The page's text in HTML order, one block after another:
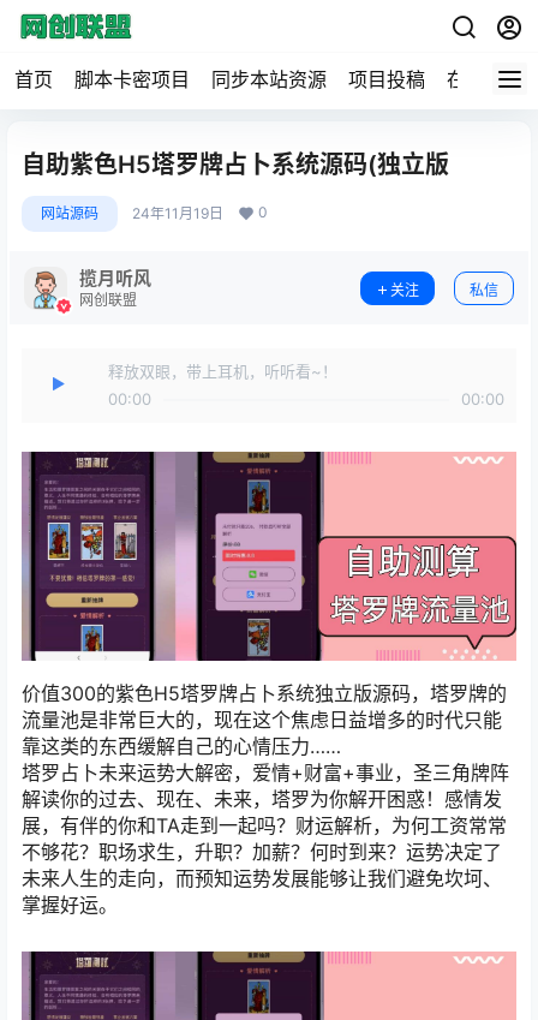
首页 脚本卡密项目 同步本站资源 项目投稿 在线工具
自助紫色H5塔罗牌占卜系统源码(独立版
网站源码 24年11月19日 0
揽月听风
网创联盟
关注 私信
释放双眼，带上耳机，听听看~！
00:00
00:00
价值300的紫色H5塔罗牌占卜系统独立版源码，塔罗牌的
流量池是非常巨大的，现在这个焦虑日益增多的时代只能
靠这类的东西缓解自己的心情压力……
塔罗占卜未来运势大解密，爱情+财富+事业，圣三角牌阵
解读你的过去、现在、未来，塔罗为你解开困惑！感情发
展，有伴的你和TA走到一起吗？财运解析，为何工资常常
不够花？职场求生，升职？加薪？何时到来？运势决定了
未来人生的走向，而预知运势发展能够让我们避免坎坷、
掌握好运。